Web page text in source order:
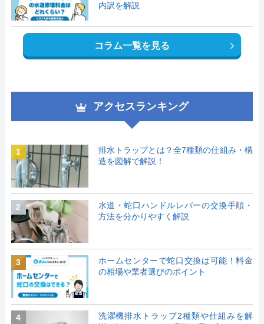
内訳を解説
コラム一覧を見る
アクセスランキング
1
排水トラップとは？全7種類の仕組み・構
造を図解で解説！
2
水道・蛇口ハンドルレバーの交換手順・
方法を分かりやすく解説
3
ホームセンターで蛇口交換は可能！料金
の相場や業者選びのポイント
4
洗濯機排水トラップ2種類や仕組みを解